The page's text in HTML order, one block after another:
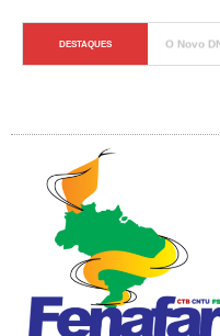
DESTAQUES